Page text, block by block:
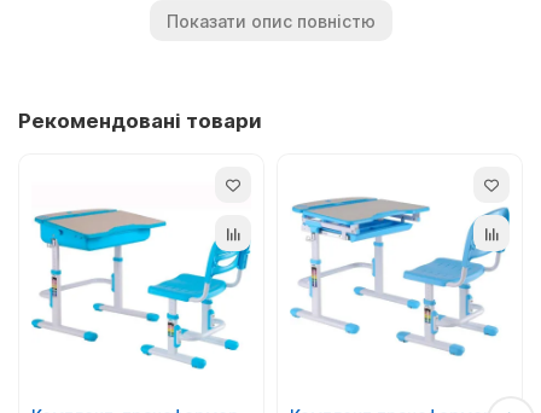
420 мм - 480 мм
Цей учнівський комплект чудово підійде як для молодших
класів, так і для старших. Але для восьмикласників і
старших, можна брати комплект без полиці.
Купити можете як один шкільний комплект, так і на весь
клас. Для будинку теж дуже непоганий варіант. І коштує не
дорого і розуміється легко на час літніх канікул, і виглядає
Показати опис повністю
Рекомендовані товари